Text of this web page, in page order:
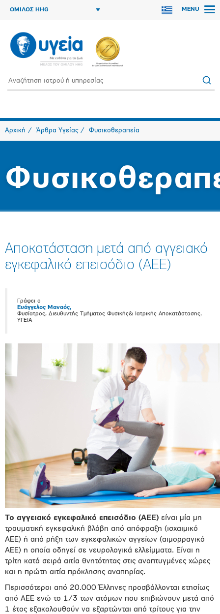
ΟΜΙΛΟΣ HHG MENU
Αρχική Άρθρα Υγείας Φυσικοθεραπεία
Αποκατάσταση μετά από αγγειακό
εγκεφαλικό επεισόδιο (ΑΕΕ)
Γράφει ο
Ευάγγελος Μαναός,
Φυσίατρος, Διευθυντής Τμήματος Φυσικής& Ιατρικής Αποκατάστασης,
ΥΓΕΙΑ
Το αγγειακό εγκεφαλικό επεισόδιο (ΑΕΕ) είναι μία μη
τραυματική εγκεφαλική βλάβη από απόφραξη (ισχαιμικό
ΑΕΕ) ή από ρήξη των εγκεφαλικών αγγείων (αιμορραγικό
ΑΕΕ) η οποία οδηγεί σε νευρολογικά ελλείμματα. Είναι η
τρίτη κατά σειρά αιτία θνητότητας στις αναπτυγμένες χώρες
και η πρώτη αιτία πρόκλησης αναπηρίας.
Περισσότεροι από 20.000 Έλληνες προσβάλλονται ετησίως
από ΑΕΕ ενώ το 1/3 των ατόμων που επιβιώνουν μετά από
1 έτος εξακολουθούν να εξαρτώνται από τρίτους για την